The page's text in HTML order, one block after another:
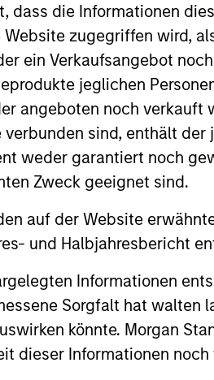
dass die Informationen
zugegriffen wird,
ein Verkaufsangebot
jeglichen
angeboten noch verkauft
verbunden sind, enthält
weder garantiert noch
Zweck geeignet sind.
auf der Website
und Halbjahresbericht
Informationen
Sorgfalt hat walten
könnte. Morgan
dieser Informationen
Market
2026
the private credit
the trends, market
ALTS
We